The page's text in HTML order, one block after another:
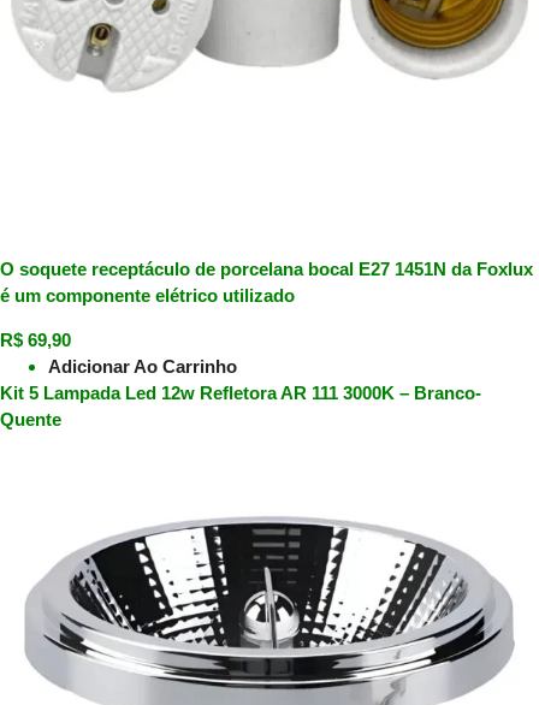
O soquete receptáculo de porcelana bocal E27 1451N da Foxlux
é um componente elétrico utilizado
R$ 69,90
Adicionar Ao Carrinho
Kit 5 Lampada Led 12w Refletora AR 111 3000K – Branco-
Quente